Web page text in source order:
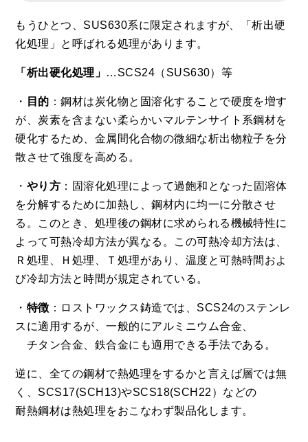
もうひとつ、SUS630系に限定されますが、「析出硬
化処理」と呼ばれる処理があります。
「析出硬化処理」 …SCS24（SUS630）等
・ 目的 ：鋼材は炭化物と固溶化することで硬度を増す
が、炭素を含まない柔らかいマルテンサイト系鋼材を
硬化するため、金属間化合物の微細な析出物粒子を分
散させて強度を高める。
・ やり方 ：固溶化処理によって過飽和となった固溶体
を分解するために加熱し、鋼材内に均一に分散させ
る。このとき、処理後の鋼材に求められる機械特性に
よって可熱冷却方法が異なる。この可熱冷却方法は、
Ｒ処理、Ｈ処理、Ｔ処理があり、温度と可熱時間およ
び冷却方法と時間が規定されている。
・ 特徴 ：ロストワックス鋳造では、SCS24のステンレ
スに適用するが、一般的にアルミニウム合金、
チタン合金、鉄合金にも適用できる手法である。
逆に、全ての鋼材で熱処理をするかと言えば層では無
く、SCS17(SCH13)やSCS18(SCH22）などの
耐熱鋼材は熱処理をおこなわず製品化します。